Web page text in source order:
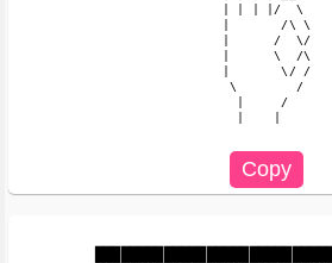
| | | |/  \
|       /\ \
|      /  \/
|      \  /\
|       \/ /
\        /
  |     /